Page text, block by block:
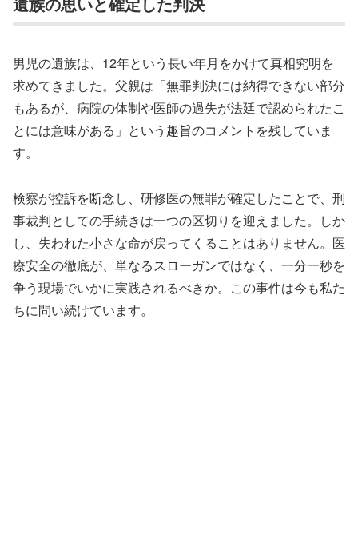
男児の遺族は、12年という長い年月をかけて真相究明を
求めてきました。父親は「無罪判決には納得できない部分
もあるが、病院の体制や医師の過失が法廷で認められたこ
とには意味がある」という趣旨のコメントを残していま
す。
検察が控訴を断念し、研修医の無罪が確定したことで、刑
事裁判としての手続きは一つの区切りを迎えました。しか
し、失われた小さな命が戻ってくることはありません。医
療安全の徹底が、単なるスローガンではなく、一分一秒を
争う現場でいかに実践されるべきか。この事件は今も私た
ちに問い続けています。